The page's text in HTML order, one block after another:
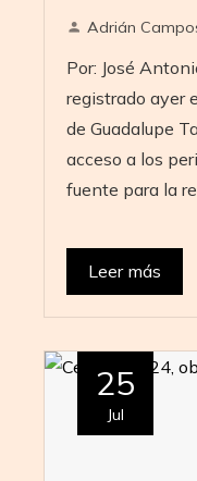
Adrián
Por: José
registrado ayer
de Guadalupe
acceso a los
fuente para la
Leer más
25
Jul